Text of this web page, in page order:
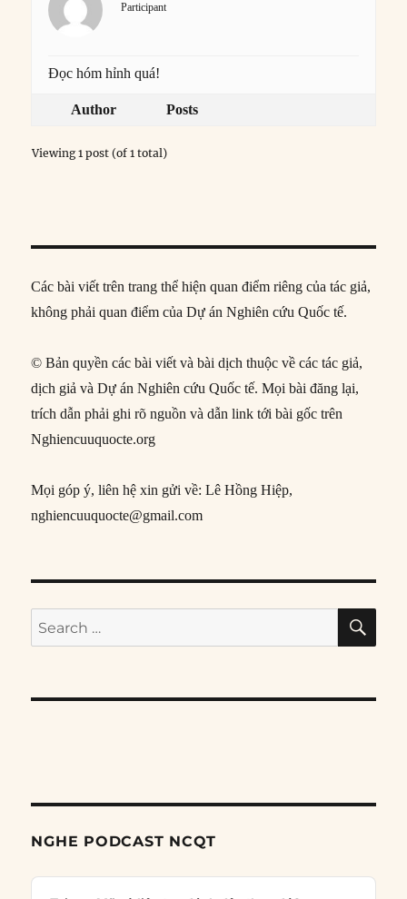
Participant
Đọc hóm hỉnh quá!
Author Posts
Viewing 1 post (of 1 total)
Các bài viết trên trang thể hiện quan điểm riêng của tác giả,
không phải quan điểm của Dự án Nghiên cứu Quốc tế.
© Bản quyền các bài viết và bài dịch thuộc về các tác giả,
dịch giả và Dự án Nghiên cứu Quốc tế. Mọi bài đăng lại,
trích dẫn phải ghi rõ nguồn và dẫn link tới bài gốc trên
Nghiencuuquocte.org
Mọi góp ý, liên hệ xin gửi về: Lê Hồng Hiệp,
nghiencuuquocte@gmail.com
Search
for:
NGHE PODCAST NCQT
Audio